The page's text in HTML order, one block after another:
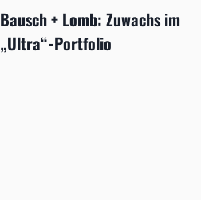
Bausch + Lomb: Zuwachs im
„Ultra“-Portfolio